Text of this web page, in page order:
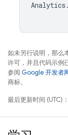
Analytics .
如未另行说明，那么
许可，并且代码示例
参阅 Google 开发者
商标。
最后更新时间 (UTC)